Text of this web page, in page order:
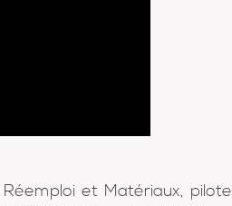
et Matériaux, pilote